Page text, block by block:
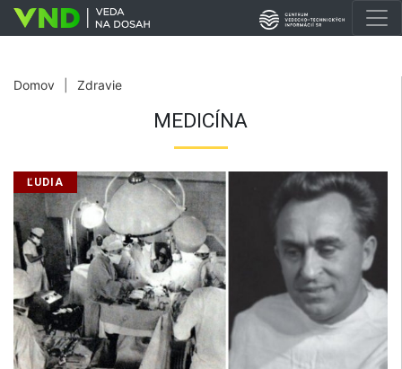
Domov Zdravie
MEDICÍNA
ĽUDIA